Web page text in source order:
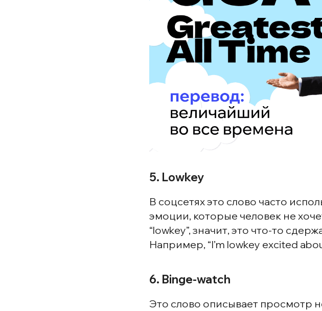
5. Lowkey
В соцсетях это слово часто
эмоции, которые человек не
“lowkey”, значит, это что-то
Например, “I’m lowkey excited
6. Binge-watch
Это слово описывает просмотр